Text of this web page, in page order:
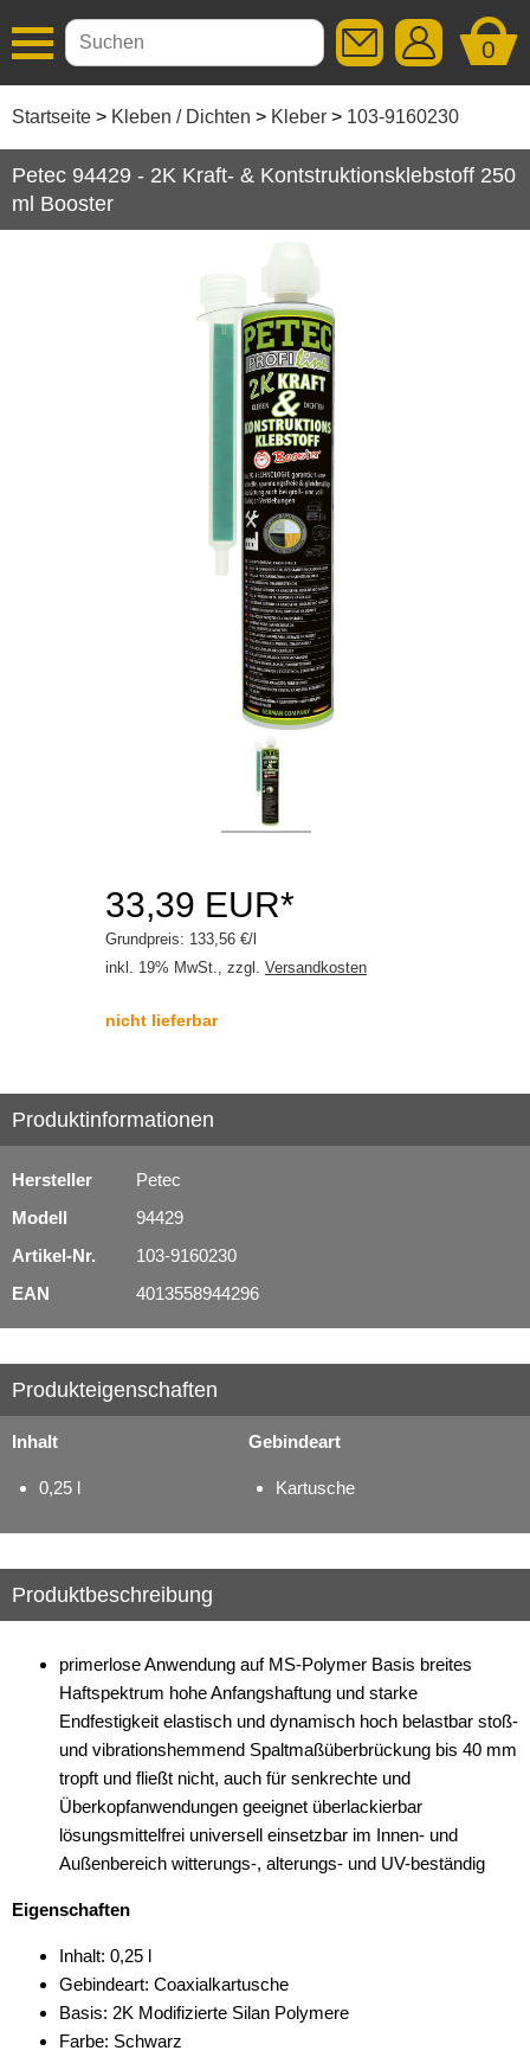
0
Startseite Kleben / Dichten Kleber 103-9160230
Additive
Getriebeöle
Petec 94429 - 2K Kraft- & Kontstruktionsklebstoff 250
ml Booster
33,39 EUR*
Grundpreis: 133,56 €/l
inkl. 19% MwSt., zzgl. Versandkosten
nicht lieferbar
Produktinformationen
Hersteller
Petec
Modell
94429
Artikel-Nr.
103-9160230
EAN
4013558944296
Produkteigenschaften
Inhalt
0,25 l
Gebindeart
Kartusche
Produktbeschreibung
primerlose Anwendung auf MS-Polymer Basis breites
Haftspektrum hohe Anfangshaftung und starke
Endfestigkeit elastisch und dynamisch hoch belastbar stoß-
und vibrationshemmend Spaltmaßüberbrückung bis 40 mm
tropft und fließt nicht, auch für senkrechte und
Überkopfanwendungen geeignet überlackierbar
lösungsmittelfrei universell einsetzbar im Innen- und
Außenbereich witterungs-, alterungs- und UV-beständig
Eigenschaften
Inhalt: 0,25 l
Gebindeart: Coaxialkartusche
Basis: 2K Modifizierte Silan Polymere
Farbe: Schwarz